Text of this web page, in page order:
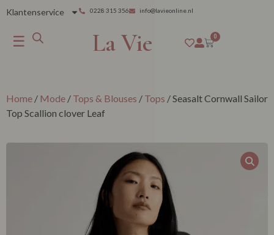
Klantenservice 0228 315 356 info@lavieonline.nl
☰ La Vie 0
Home / Mode / Tops & Blouses / Tops / Seasalt Cornwall Sailor
Top Scallion clover Leaf